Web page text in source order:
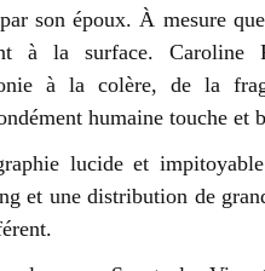
son époux. À mesure
à la surface. Caroline
à la colère, de la
humaine touche et
lucide et
et une distribution de